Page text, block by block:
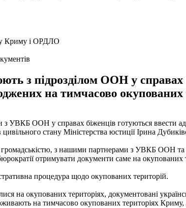
з підрозділом ООН у справах
на тимчасово окупованих
з УВКБ ООН у справах біженців готуються ввести
стану Міністерства юстиції Ірина
громадськістю, з нашими партнерами з УВКБ ООН та
отримувати документи саме на окупованих
процедура щодо окупованих територій.
на окупованих територіях, документовані
на тимчасово окупованих територіях